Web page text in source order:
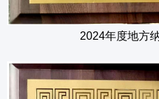
2024年度地方